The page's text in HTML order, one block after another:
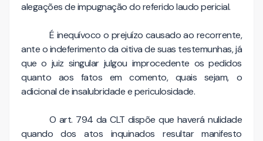
alegações de impugnação do referido laudo pericial.
É inequívoco o prejuízo causado ao recorrente,
ante o indeferimento da oitiva de suas testemunhas, já
que o juiz singular julgou improcedente os pedidos
quanto aos fatos em comento, quais sejam, o
adicional de insalubridade e periculosidade.
O art. 794 da CLT dispõe que haverá nulidade
quando dos atos inquinados resultar manifesto